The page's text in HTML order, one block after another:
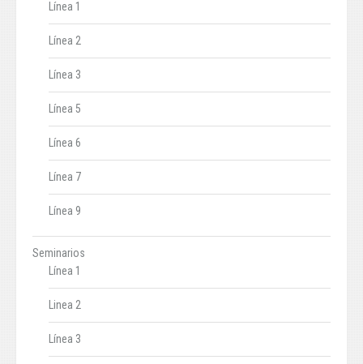
Línea 1
Línea 2
Línea 3
Línea 5
Línea 6
Línea 7
Línea 9
Seminarios
Línea 1
Linea 2
Línea 3